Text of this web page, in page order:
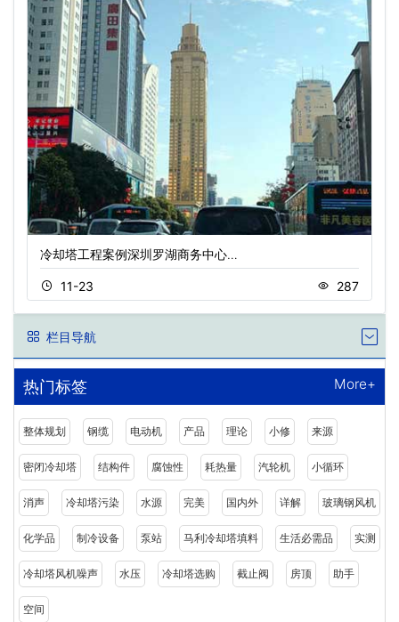
冷却塔工程案例深圳罗湖商务中心…
11-23 287
栏目导航
热门标签 More+
整体规划 钢缆 电动机 产品 理论 小修 来源
密闭冷却塔 结构件 腐蚀性 耗热量 汽轮机 小循环
消声 冷却塔污染 水源 完美 国内外 详解 玻璃钢风机
化学品 制冷设备 泵站 马利冷却塔填料 生活必需品 实测
冷却塔风机噪声 水压 冷却塔选购 截止阀 房顶 助手
空间